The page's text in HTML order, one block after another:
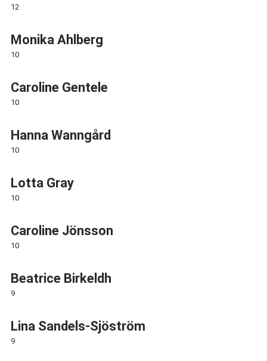
12
Monika Ahlberg
10
Caroline Gentele
10
Hanna Wanngård
10
Lotta Gray
10
Caroline Jönsson
10
Beatrice Birkeldh
9
Lina Sandels-Sjöström
9